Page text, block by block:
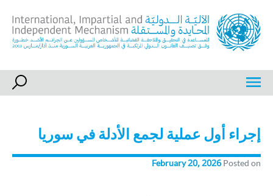
content
IIIM
International, Impartial and Independent Mechanism
إجراء أول عملية لجمع الأدلة في سوريا
Posted on
February 20, 2026